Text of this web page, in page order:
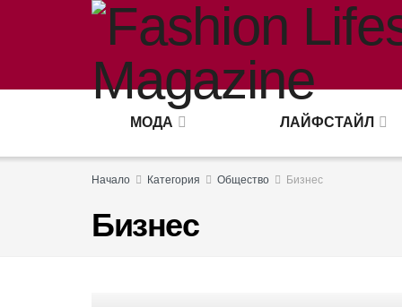
МОДА ЛАЙФСТАЙЛ
Начало Категория Общество Бизнес
Бизнес